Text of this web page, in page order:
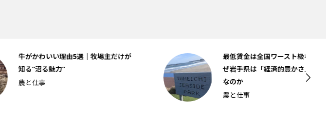
い理由5選｜牧場主だけが
力”
最低賃金は全国ワースト級なのに、な
ぜ岩手県は「経済的豊かさ」全国1位
なのか
農と仕事